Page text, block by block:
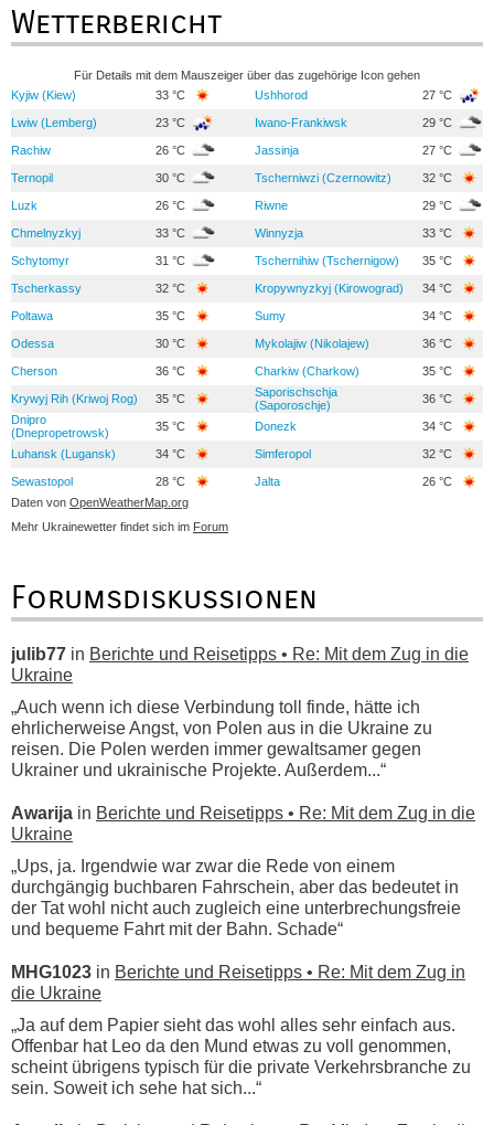
Wetterbericht
Für Details mit dem Mauszeiger über das zugehörige Icon gehen
Kyjiw (Kiew)
33 °C Ushhorod 27 °C
Lwiw (Lemberg) 23 °C Iwano-Frankiwsk 29 °C
Rachiw 26 °C Jassinja 27 °C
Ternopil 30 °C Tscherniwzi (Czernowitz) 32 °C
Luzk 26 °C Riwne 29 °C
Chmelnyzkyj 33 °C Winnyzja 33 °C
Schytomyr 31 °C Tschernihiw (Tschernigow) 35 °C
Tscherkassy 32 °C Kropywnyzkyj (Kirowograd) 34 °C
Poltawa 35 °C Sumy 34 °C
Odessa 30 °C Mykolajiw (Nikolajew) 36 °C
Cherson 36 °C Charkiw (Charkow) 35 °C
Krywyj Rih (Kriwoj Rog) 35 °C
Saporischschja
(Saporoschje)
36 °C
Dnipro
(Dnepropetrowsk)
35 °C Donezk 34 °C
Luhansk (Lugansk) 34 °C Simferopol 32 °C
Sewastopol 28 °C Jalta
26 °C
Daten von OpenWeatherMap.org
Mehr Ukrainewetter findet sich im Forum
Forumsdiskussionen
julib77 in Berichte und Reisetipps • Re: Mit dem Zug in die
Ukraine
„Auch wenn ich diese Verbindung toll finde, hätte ich
ehrlicherweise Angst, von Polen aus in die Ukraine zu
reisen. Die Polen werden immer gewaltsamer gegen
Ukrainer und ukrainische Projekte. Außerdem...“
Awarija in Berichte und Reisetipps • Re: Mit dem Zug in die
Ukraine
„Ups, ja. Irgendwie war zwar die Rede von einem
durchgängig buchbaren Fahrschein, aber das bedeutet in
der Tat wohl nicht auch zugleich eine unterbrechungsfreie
und bequeme Fahrt mit der Bahn. Schade“
MHG1023 in Berichte und Reisetipps • Re: Mit dem Zug in
die Ukraine
„Ja auf dem Papier sieht das wohl alles sehr einfach aus.
Offenbar hat Leo da den Mund etwas zu voll genommen,
scheint übrigens typisch für die private Verkehrsbranche zu
sein. Soweit ich sehe hat sich...“